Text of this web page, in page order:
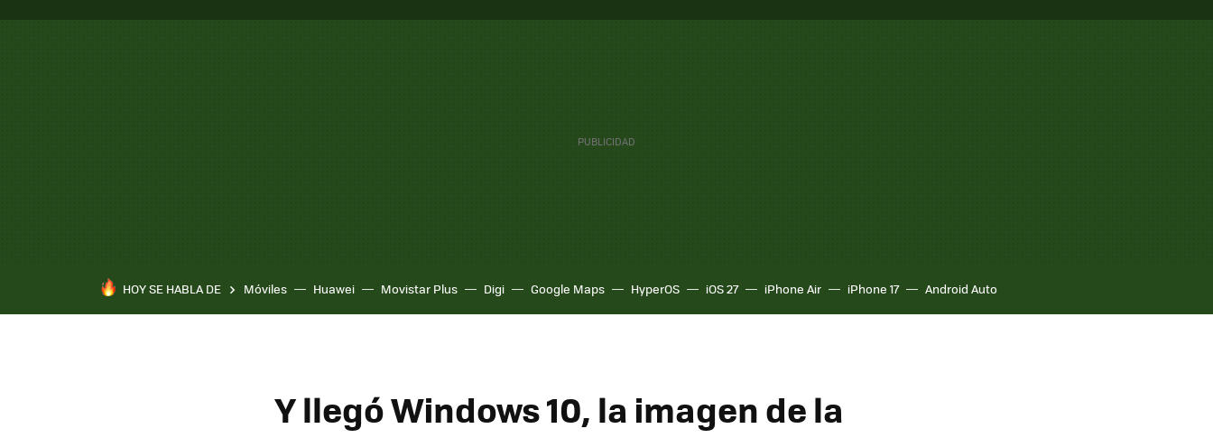
HOY SE HABLA DE Móviles Huawei Movistar Plus Digi Google Maps HyperOS iOS 27 iPhone Air iPhone 17 Android Auto
Y llegó Windows 10, la imagen de la